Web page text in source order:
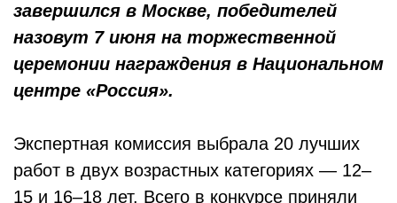
завершился в Москве, победителей
назовут 7 июня на торжественной
церемонии награждения в Национальном
центре «Россия».
Экспертная комиссия выбрала 20 лучших
работ в двух возрастных категориях — 12–
15 и 16–18 лет. Всего в конкурсе приняли